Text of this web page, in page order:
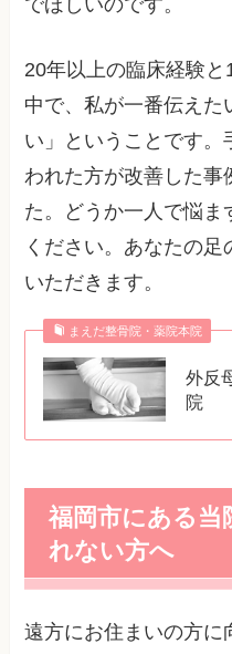
でほしいのです。
20年以上の臨床経験
中で、私が一番伝えた
い」ということです
われた方が改善した事
た。どうか一人で悩ま
ください。あなたの
いただきます。
まえだ整骨院・薬院本院
外反
院
福岡市にある
れない方へ
遠方にお住まいの方に